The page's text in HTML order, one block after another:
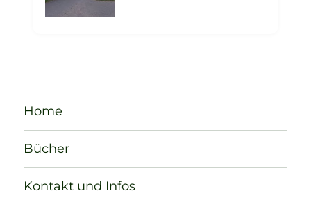
Home
Bücher
Kontakt und Infos